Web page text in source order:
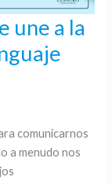
une a la
comunicarnos
a menudo nos